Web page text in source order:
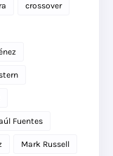
crossover
Fuentes
Mark Russell